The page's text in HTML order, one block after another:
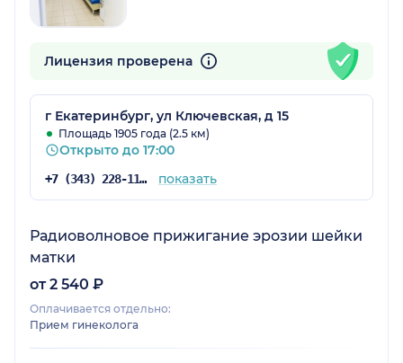
Лицензия проверена
г Екатеринбург, ул Ключевская, д 15
Площадь 1905 года (2.5 км)
Открыто до 17:00
+7 (343) 228-11-28 показать
Радиоволновое прижигание эрозии шейки
матки
от 2 540 ₽
Оплачивается отдельно:
Прием гинеколога